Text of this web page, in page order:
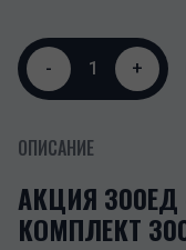
- 1 +
ОПИСАНИЕ
АКЦИЯ 300ЕД
КОМПЛЕКТ